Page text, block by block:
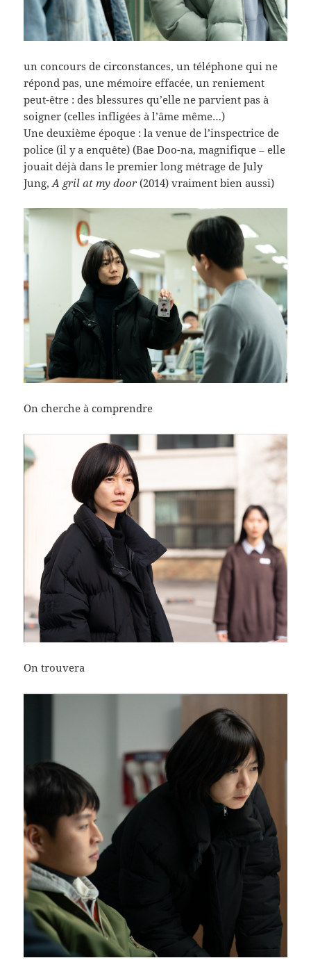
un concours de circonstances, un téléphone qui ne
répond pas, une mémoire effacée, un reniement
peut-être : des blessures qu’elle ne parvient pas à
soigner (celles infligées à l’âme même…)
Une deuxième époque : la venue de l’inspectrice de
police (il y a enquête) (Bae Doo-na, magnifique – elle
jouait déjà dans le premier long métrage de July
Jung,A gril at my door(2014) vraiment bien aussi)
On cherche à comprendre
On trouvera